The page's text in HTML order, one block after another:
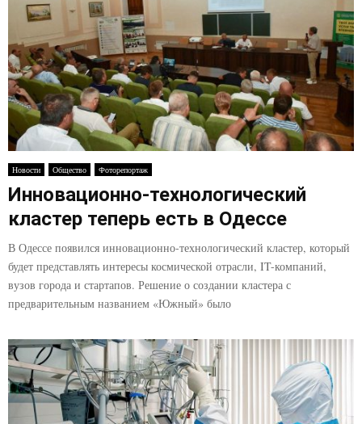
Новости Общество Фоторепортаж
Инновационно-технологический
кластер теперь есть в Одессе
В Одессе появился инновационно-технологический кластер, который
будет представлять интересы космической отрасли, IT-компаний,
вузов города и стартапов. Решение о создании кластера с
предварительным названием «Южный» было